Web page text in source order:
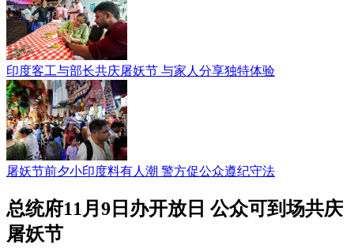
印度客工与部长共庆屠妖节 与家人分享独特体验
屠妖节前夕小印度料有人潮 警方促公众遵纪守法
总统府11月9日办开放日 公众可到场共庆
屠妖节